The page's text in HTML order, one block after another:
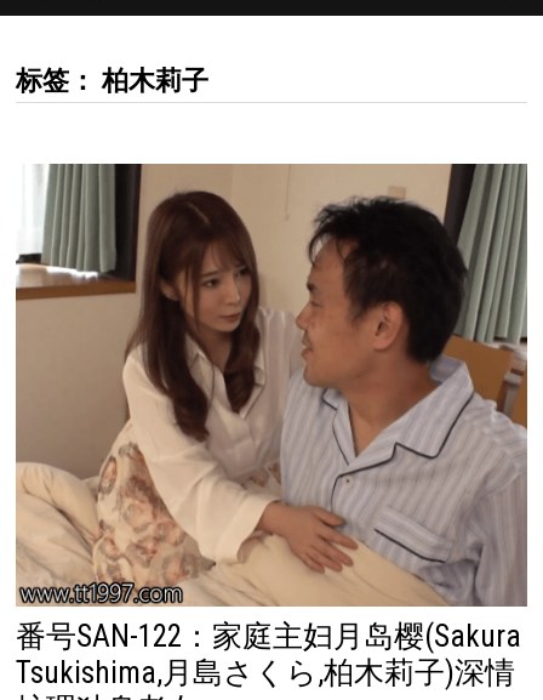
标签：柏木莉子
番号SAN-122：家庭主妇月岛樱(Sakura
Tsukishima,月島さくら,柏木莉子)深情